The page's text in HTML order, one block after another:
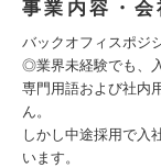
事業内容・会
バックオフィスポジ
◎業界未経験でも、
専門用語および社内
ん。
しかし中途採用で入
います。